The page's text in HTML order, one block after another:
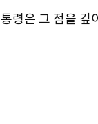
령은 그 점을